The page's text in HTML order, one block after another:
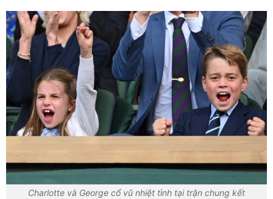
Charlotte và George cổ vũ nhiệt tình tại trận chung kết